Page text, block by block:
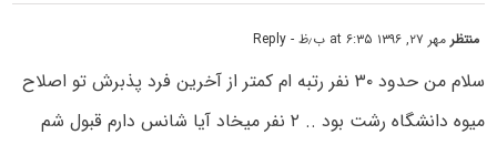
منتظر مهر ۲۷, ۱۳۹۶ at ۶:۳۵ ب٫ظ - Reply
سلام من حدود ۳۰ نفر رتبه ام کمتر از آخرین فرد پذبرش تو اصلاح
میوه دانشگاه رشت بود .. ۲ نفر میخاد آیا شانس دارم قبول شم